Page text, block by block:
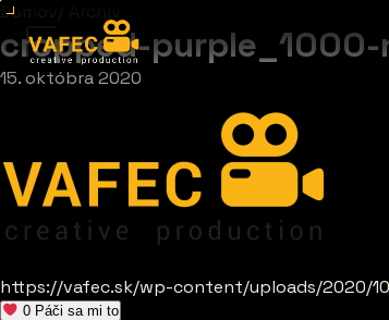
Domov Archív
cropped-
15. októbra 2020
https://vafec.sk/wp-content/uploads/2020/
0 Páči sa mi to